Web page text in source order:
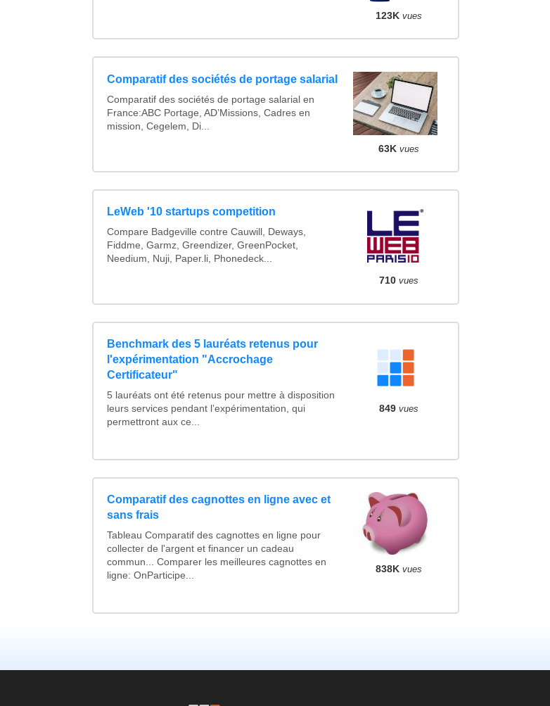
123K vues
Comparatif des sociétés de portage salarial
Comparatif des sociétés de portage salarial en
France:ABC Portage, AD’Missions, Cadres en
mission, Cegelem, Di...
63K vues
LeWeb '10 startups competition
Compare Badgeville contre Cauwill, Deways,
Fiddme, Garmz, Greendizer, GreenPocket,
Needium, Nuji, Paper.li, Phonedeck...
710 vues
Benchmark des 5 lauréats retenus pour
l'expérimentation "Accrochage
Certificateur"
5 lauréats ont été retenus pour mettre à disposition
leurs services pendant l’expérimentation, qui
permettront aux ce...
849 vues
Comparatif des cagnottes en ligne avec et
sans frais
Tableau Comparatif des cagnottes en ligne pour
collecter de l'argent et financer un cadeau
commun... Comparer les meilleures cagnottes en
ligne: OnParticipe...
838K vues